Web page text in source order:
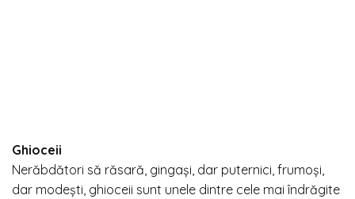
Ghioceii
Nerăbdători să răsară, gingași, dar puternici, frumoși,
dar modești, ghioceii sunt unele dintre cele mai îndrăgite